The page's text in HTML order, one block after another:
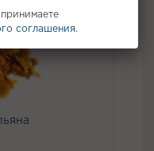
соглашения.